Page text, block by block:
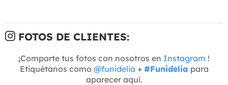
FOTOS DE CLIENTES:
¡Comparte tus fotos con nosotros en Instagram !
Etiquétanos como @funidelia + #Funidelia para
aparecer aquí.